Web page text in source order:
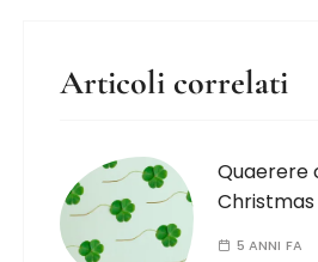
Articoli correlati
Quaerere
5 ANNI FA